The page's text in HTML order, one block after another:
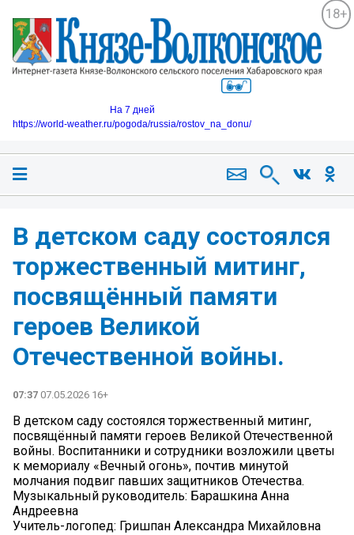
18+
На 7 дней
https://world-weather.ru/pogoda/russia/rostov_na_donu/
В детском саду состоялся
торжественный митинг,
посвящённый памяти
героев Великой
Отечественной войны.
07:37 07.05.2026 16+
В детском саду состоялся торжественный митинг,
посвящённый памяти героев Великой Отечественной
войны. Воспитанники и сотрудники возложили цветы
к мемориалу «Вечный огонь», почтив минутой
молчания подвиг павших защитников Отечества.
Музыкальный руководитель: Барашкина Анна
Андреевна
Учитель-логопед: Гришпан Александра Михайловна